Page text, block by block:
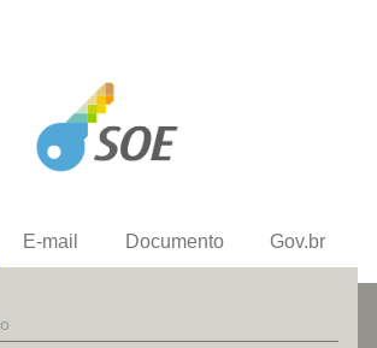
E-mail Documento Gov.br